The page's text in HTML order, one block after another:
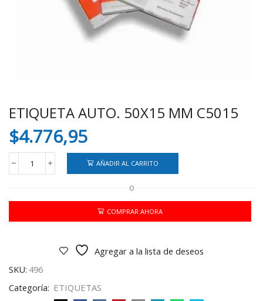
ETIQUETA AUTO. 50X15 MM C5015
$4.776,95
ETIQUETA
AUTO.
MM
cantidad
AÑADIR AL CARRITO
O
COMPRAR AHORA
Agregar a la lista de deseos
SKU: 496
Categoría: ETIQUETAS